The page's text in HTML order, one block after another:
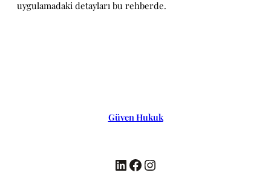
uygulamadaki detayları bu rehberde.
Güven Hukuk
LinkedIn Facebook Instagram